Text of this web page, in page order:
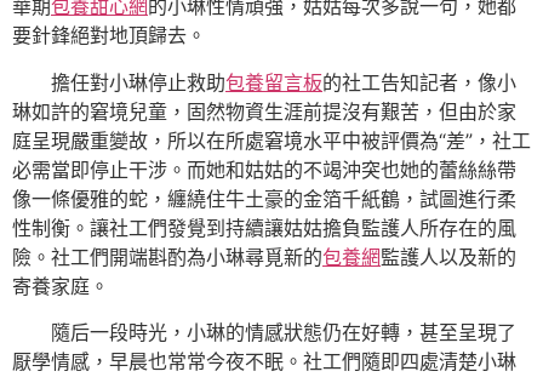
華期包養甜心網 的小琳性情頑強，姑姑每次多說一句，她都
要針鋒絕對地頂歸去。
擔任對小琳停止救助包養留言板的社工告知記者，像小
琳如許的窘境兒童，固然物資生涯前提沒有艱苦，但由於家
庭呈現嚴重變故，所以在所處窘境水平中被評價為“差”，社工
必需當即停止干涉。而她和姑姑的不竭沖突也她的蕾絲絲帶
像一條優雅的蛇，纏繞住牛土豪的金箔千紙鶴，試圖進行柔
性制衡。讓社工們發覺到持續讓姑姑擔負監護人所存在的風
險。社工們開端斟酌為小琳尋覓新的包養網監護人以及新的
寄養家庭。
隨后一段時光，小琳的情感狀態仍在好轉，甚至呈現了
厭學情感，早晨也常常今夜不眠。社工們隨即四處清楚小琳